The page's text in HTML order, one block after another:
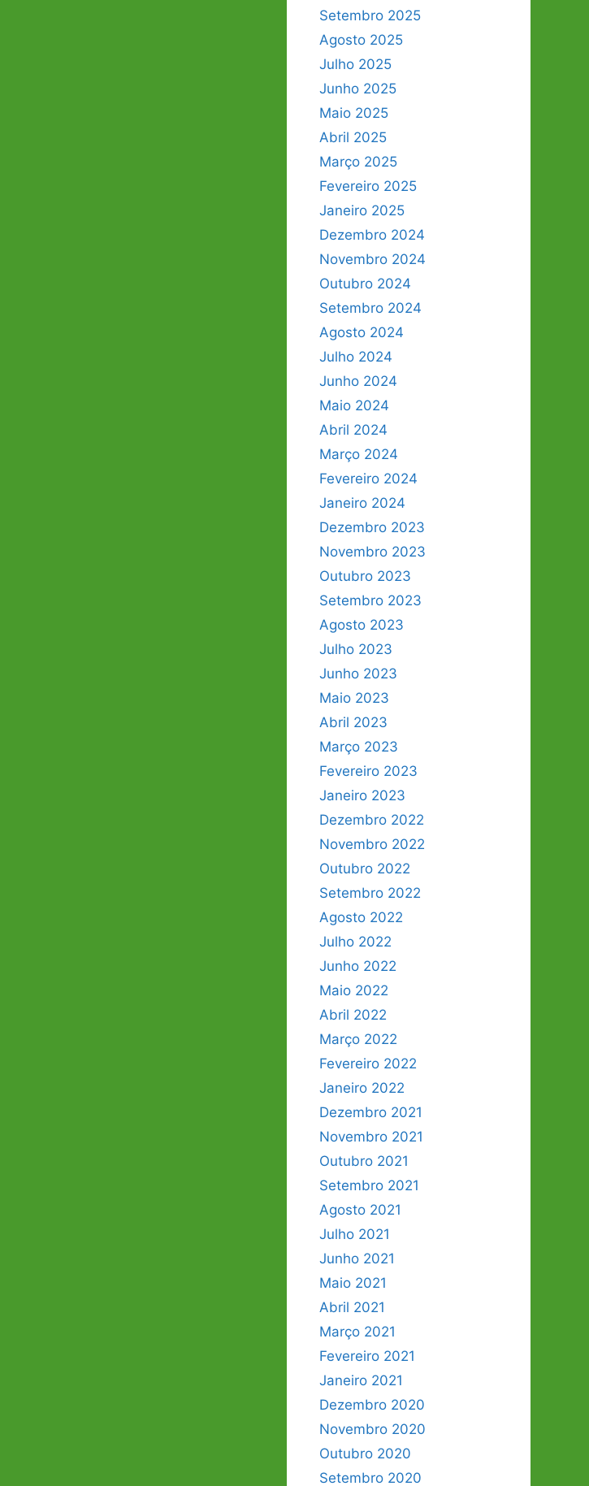
Setembro 2025
Agosto 2025
Julho 2025
Junho 2025
Maio 2025
Abril 2025
Março 2025
Fevereiro 2025
Janeiro 2025
Dezembro 2024
Novembro 2024
Outubro 2024
Setembro 2024
Agosto 2024
Julho 2024
Junho 2024
Maio 2024
Abril 2024
Março 2024
Fevereiro 2024
Janeiro 2024
Dezembro 2023
Novembro 2023
Outubro 2023
Setembro 2023
Agosto 2023
Julho 2023
Junho 2023
Maio 2023
Abril 2023
Março 2023
Fevereiro 2023
Janeiro 2023
Dezembro 2022
Novembro 2022
Outubro 2022
Setembro 2022
Agosto 2022
Julho 2022
Junho 2022
Maio 2022
Abril 2022
Março 2022
Fevereiro 2022
Janeiro 2022
Dezembro 2021
Novembro 2021
Outubro 2021
Setembro 2021
Agosto 2021
Julho 2021
Junho 2021
Maio 2021
Abril 2021
Março 2021
Fevereiro 2021
Janeiro 2021
Dezembro 2020
Novembro 2020
Outubro 2020
Setembro 2020